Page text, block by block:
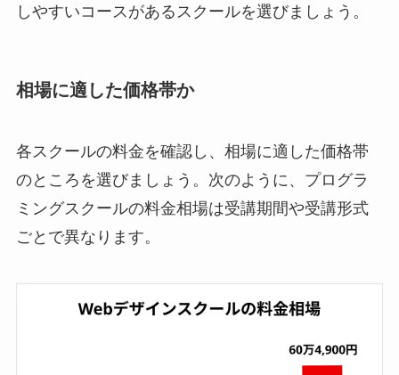
しやすいコースがあるスクールを選びましょう。
相場に適した価格帯か
各スクールの料金を確認し、相場に適した価格帯
のところを選びましょう。次のように、プログラ
ミングスクールの料金相場は受講期間や受講形式
ごとで異なります。